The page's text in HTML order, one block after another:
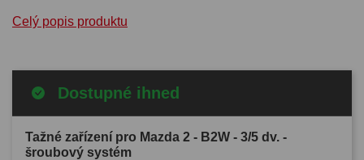
Celý popis produktu
Dostupné ihned
Tažné zařízení pro Mazda 2 - B2W - 3/5 dv. -
šroubový systém